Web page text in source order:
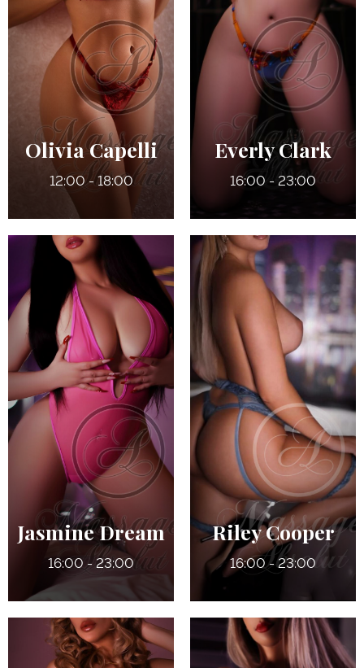
38 ans
5' 7"
Anglais
9
135 lbs
Bruns
33 ans
5' 3"
Anglais
7
125 lbs
Noisettes
Olivia Capelli
12:00 - 18:00
27 ans
5' 4"
Italienne
125 lbs
32 D (Refaits)
Everly Clark
16:00 - 23:00
22 ans
5' 0"
Québécoise / Italienne
135 lbs
36 DDD (Naturels)
Jasmine Dream
16:00 - 23:00
Riley Cooper
16:00 - 23:00